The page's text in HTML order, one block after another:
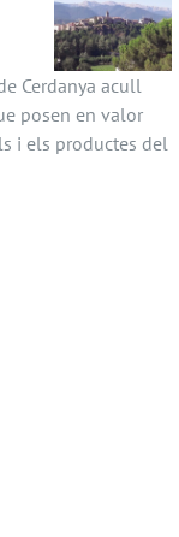
Cerdanya acull
posen en valor
i els productes del